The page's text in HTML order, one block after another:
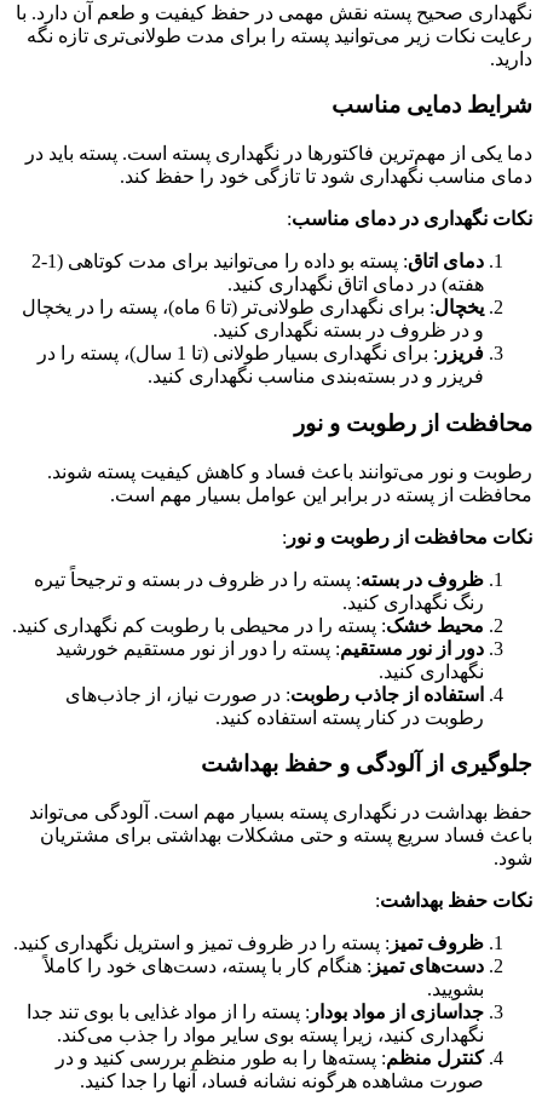
نگهداری صحیح پسته نقش مهمی در حفظ کیفیت و طعم آن دارد. با
رعایت نکات زیر می‌توانید پسته را برای مدت طولانی‌تری تازه نگه
دارید.
شرایط دمایی مناسب
دما یکی از مهم‌ترین فاکتورها در نگهداری پسته است. پسته باید در
دمای مناسب نگهداری شود تا تازگی خود را حفظ کند.
نکات نگهداری در دمای مناسب:
دمای اتاق
: پسته بو داده را می‌توانید برای مدت کوتاهی (1-2
هفته) در دمای اتاق نگهداری کنید.
یخچال
: برای نگهداری طولانی‌تر (تا 6 ماه)، پسته را در یخچال
و در ظروف در بسته نگهداری کنید.
فریزر
: برای نگهداری بسیار طولانی (تا 1 سال)، پسته را در
فریزر و در بسته‌بندی مناسب نگهداری کنید.
محافظت از رطوبت و نور
رطوبت و نور می‌توانند باعث فساد و کاهش کیفیت پسته شوند.
محافظت از پسته در برابر این عوامل بسیار مهم است.
نکات محافظت از رطوبت و نور :
ظروف در بسته: پسته را در ظروف در بسته و ترجیحاً تیره
رنگ نگهداری کنید.
محیط خشک: پسته را در محیطی با رطوبت کم نگهداری کنید.
دور از نور مستقیم: پسته را دور از نور مستقیم خورشید
نگهداری کنید.
استفاده از جاذب رطوبت: در صورت نیاز، از جاذب‌های
رطوبت در کنار پسته استفاده کنید.
جلوگیری از آلودگی و حفظ بهداشت
حفظ بهداشت در نگهداری پسته بسیار مهم است. آلودگی می‌تواند
باعث فساد سریع پسته و حتی مشکلات بهداشتی برای مشتریان
شود.
نکات حفظ بهداشت:
ظروف تمیز : پسته را در ظروف تمیز و استریل نگهداری کنید.
دست‌های تمیز : هنگام کار با پسته، دست‌های خود را کاملاً
بشویید.
جداسازی از مواد بودار : پسته را از مواد غذایی با بوی تند جدا
نگهداری کنید، زیرا پسته بوی سایر مواد را جذب می‌کند.
کنترل منظم: پسته‌ها را به طور منظم بررسی کنید و در
صورت مشاهده هرگونه نشانه فساد، آنها را جدا کنید.